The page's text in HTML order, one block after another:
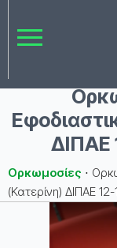
ΔΙΠΑΕ
Ορκωμοσίες ⋅
(Κατερίνη) ΔΙΠΑΕ